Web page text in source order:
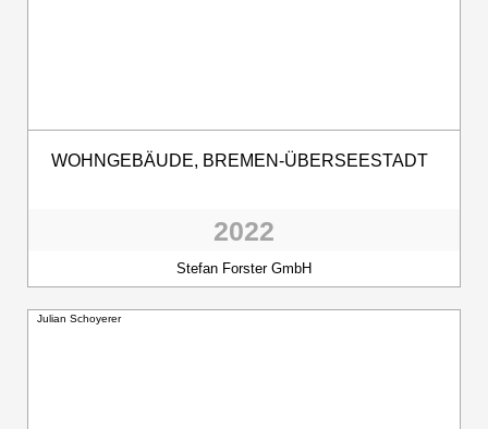
WOHNGEBÄUDE, BREMEN-ÜBERSEESTADT
2022
Stefan Forster GmbH
Julian Schoyerer